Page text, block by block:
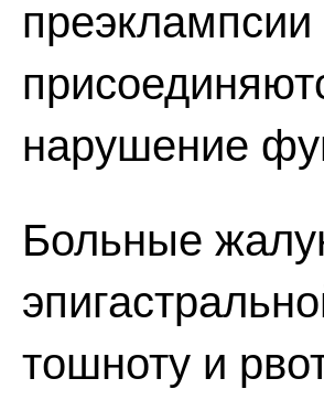
нарушение
Больные
тошноту и